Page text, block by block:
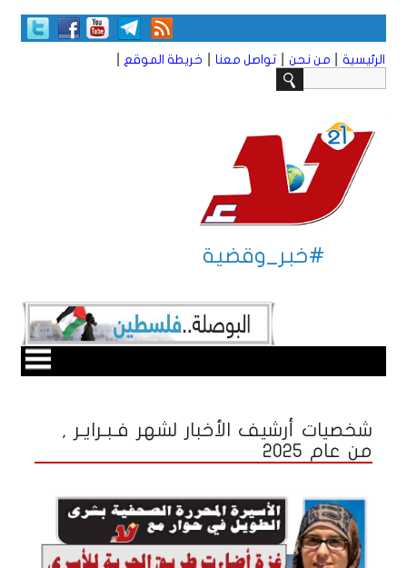
الرئيسية من نحن تواصل معنا خريطة الموقع
#خبر_وقضية
شخصيات أرشيف الأخبار لشهر فـبـرايـر ,
من عام 2025